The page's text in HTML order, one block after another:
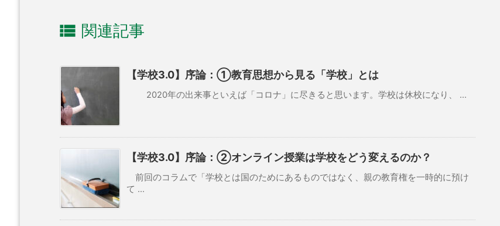
 関連記事
【学校3.0】序論：①教育思想から見る「学校」とは
2020年の出来事といえば「コロナ」に尽きると思います。学校は休校になり、 ...
【学校3.0】序論：②オンライン授業は学校をどう変えるのか？
前回のコラムで「学校とは国のためにあるものではなく、親の教育権を一時的に預け
て ...